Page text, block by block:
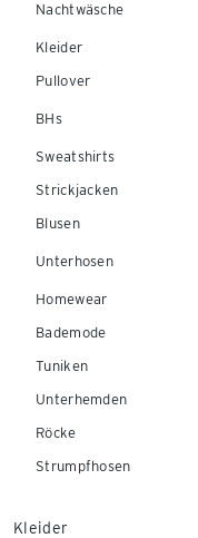
Nachtwäsche
Kleider
Pullover
BHs
Sweatshirts
Strickjacken
Blusen
Unterhosen
Homewear
Bademode
Tuniken
Unterhemden
Röcke
Strumpfhosen
Kleider